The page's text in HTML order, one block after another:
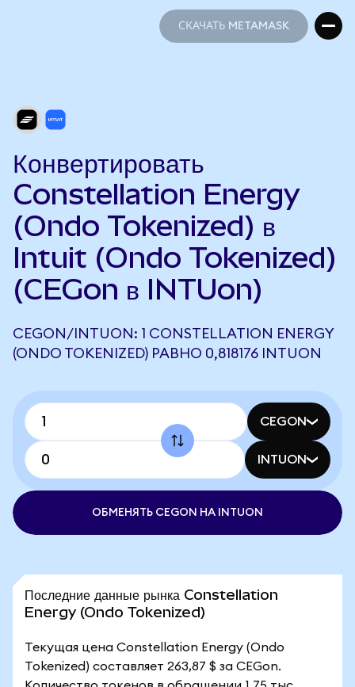
СКАЧАТЬ METAMASK
Конвертировать
Constellation Energy
(Ondo Tokenized) в
Intuit (Ondo Tokenized)
(CEGon в INTUon)
CEGON/INTUON: 1 CONSTELLATION ENERGY
(ONDO TOKENIZED) РАВНО 0,818176 INTUON
CEGON
INTUON
ОБМЕНЯТЬ CEGON НА INTUON
Последние данные рынка Constellation
Energy (Ondo Tokenized)
Текущая цена Constellation Energy (Ondo
Tokenized) составляет 263,87 $ за CEGon.